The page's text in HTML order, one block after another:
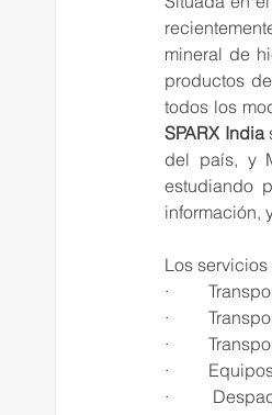
mineral de
productos
SPARX India
del país, y
estudiando
información,
Los
·
·
·
·
·